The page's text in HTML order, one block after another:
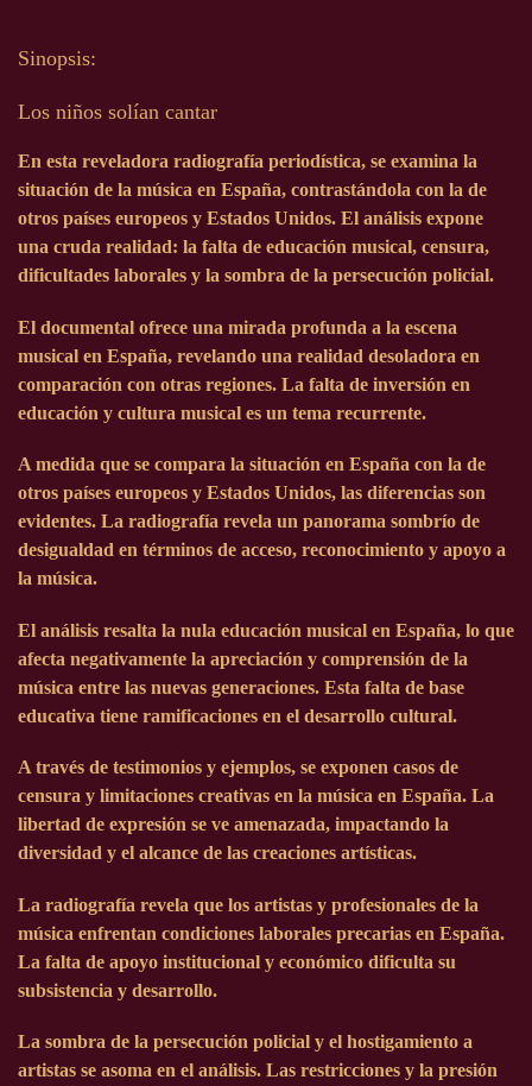
Sinopsis:
Los niños solían cantar
En esta reveladora radiografía periodística, se examina la
situación de la música en España, contrastándola con la de
otros países europeos y Estados Unidos. El análisis expone
una cruda realidad: la falta de educación musical, censura,
dificultades laborales y la sombra de la persecución policial.
El documental ofrece una mirada profunda a la escena
musical en España, revelando una realidad desoladora en
comparación con otras regiones. La falta de inversión en
educación y cultura musical es un tema recurrente.
A medida que se compara la situación en España con la de
otros países europeos y Estados Unidos, las diferencias son
evidentes. La radiografía revela un panorama sombrío de
desigualdad en términos de acceso, reconocimiento y apoyo a
la música.
El análisis resalta la nula educación musical en España, lo que
afecta negativamente la apreciación y comprensión de la
música entre las nuevas generaciones. Esta falta de base
educativa tiene ramificaciones en el desarrollo cultural.
A través de testimonios y ejemplos, se exponen casos de
censura y limitaciones creativas en la música en España. La
libertad de expresión se ve amenazada, impactando la
diversidad y el alcance de las creaciones artísticas.
La radiografía revela que los artistas y profesionales de la
música enfrentan condiciones laborales precarias en España.
La falta de apoyo institucional y económico dificulta su
subsistencia y desarrollo.
La sombra de la persecución policial y el hostigamiento a
artistas se asoma en el análisis. Las restricciones y la presión